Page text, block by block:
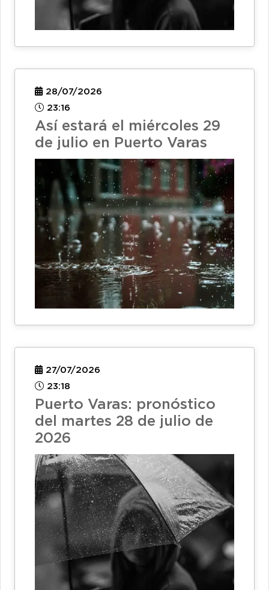
28/07/2026
23:16
Así estará el miércoles 29
de julio en Puerto Varas
27/07/2026
23:18
Puerto Varas: pronóstico
del martes 28 de julio de
2026